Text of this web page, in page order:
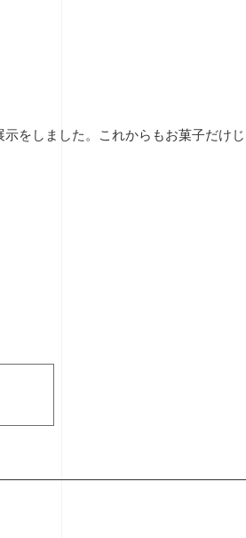
をしました。これからもお菓子だけ